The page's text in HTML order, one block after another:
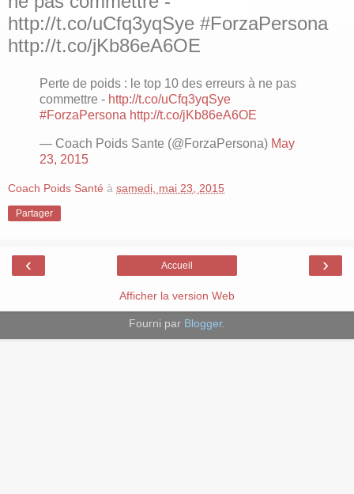
http://t.co/uCfq3yqSye #ForzaPersona
http://t.co/jKb86eA6OE
Perte de poids : le top 10 des erreurs à ne pas
commettre - http://t.co/uCfq3yqSye
#ForzaPersona http://t.co/jKb86eA6OE
— Coach Poids Sante (@ForzaPersona) May
23, 2015
Coach Poids Santé à samedi, mai 23, 2015
Partager
‹ ›
Accueil
Afficher la version Web
Fourni par Blogger.